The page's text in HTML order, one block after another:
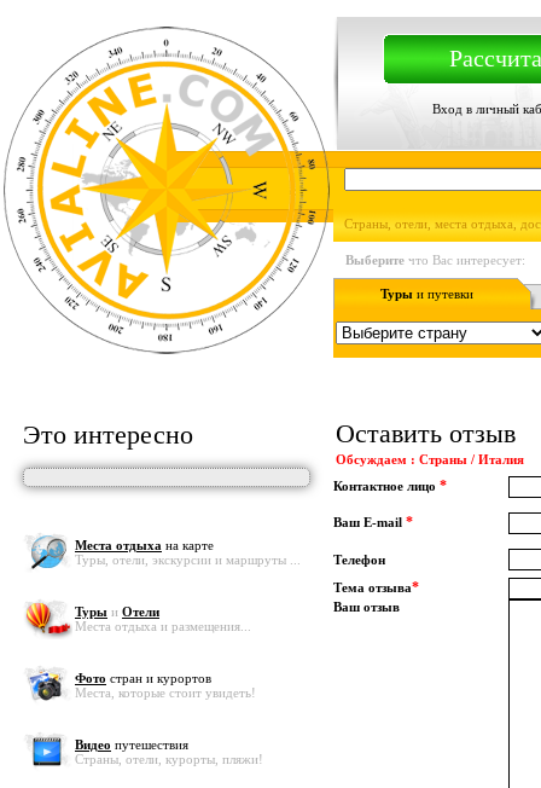
Вход в личный
Страны, отели, места отдыха,
Выберите что Вас интересует:
Туры и путевки
Это интересно
Места отдыха на карте
Туры, отели, экскурсии и маршруты ...
Туры и Отели
Места отдыха и размещения...
Фото стран и курортов
Места, которые стоит увидеть!
Видео путешествия
Страны, отели, курорты, пляжи!
Оставить отзыв
Обсуждаем : Страны / Италия
Контактное лицо *
Ваш E-mail *
Телефон
Тема отзыва*
Ваш отзыв